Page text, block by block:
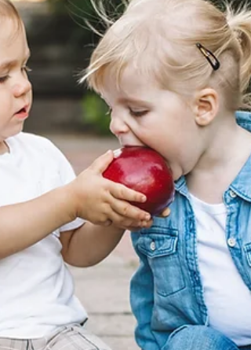
inkludering-i-ba